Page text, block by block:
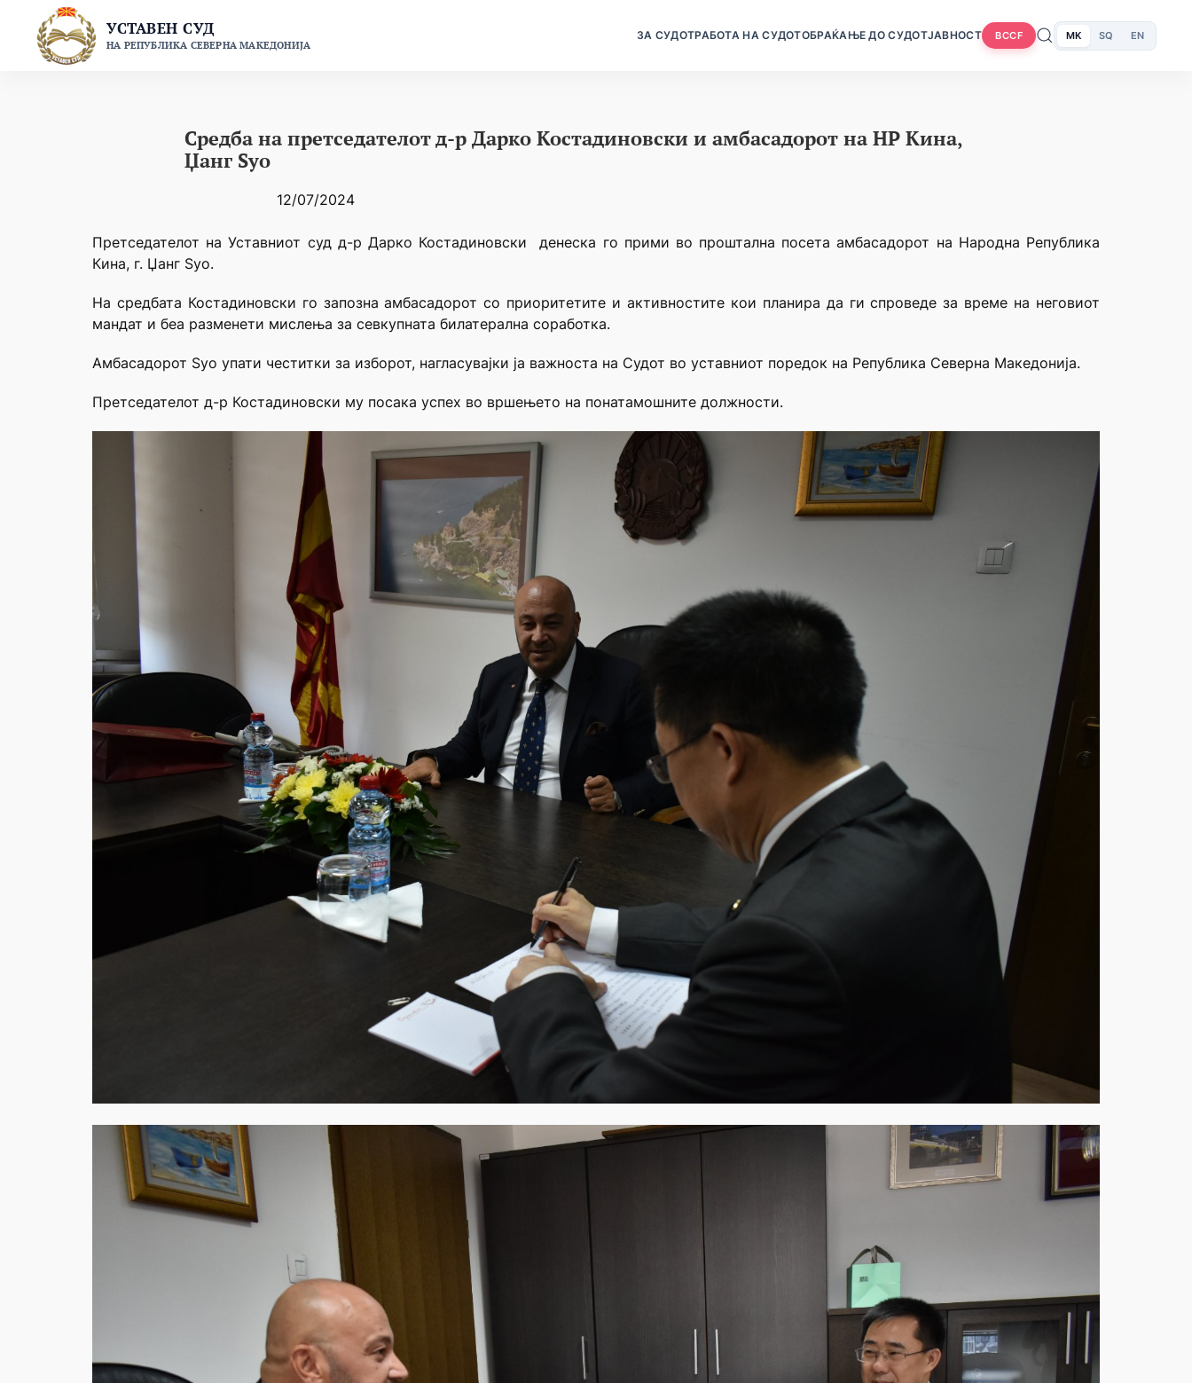
content
УСТАВЕН СУД
НА РЕПУБЛИКА СЕВЕРНА МАКЕДОНИЈА
ЗА СУДОТРАБОТА НА СУДОТОБРАЌАЊЕ ДО СУДОТЈАВНОСТ BCCF MK SQ EN
Средба на претседателот д-р Дарко Костадиновски и амбасадорот на НР Кина,
Џанг Ѕуо
12/07/2024
Претседателот на Уставниот суд д-р Дарко Костадиновски денеска го прими во проштална посета амбасадорот на Народна Република
Кина, г. Џанг Ѕуо.
На средбата Костадиновски го запозна амбасадорот со приоритетите и активностите кои планира да ги спроведе за време на неговиот
мандат и беа разменети мислења за севкупната билатерална соработка.
Амбасадорот Ѕуо упати честитки за изборот, нагласувајки ја важноста на Судот во уставниот поредок на Република Северна Македонија.
Претседателот д-р Костадиновски му посака успех во вршењето на понатамошните должности.